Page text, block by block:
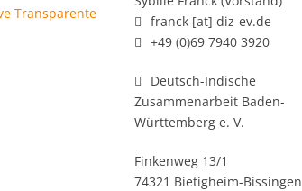
Transparente
franck [at] diz-ev.de
+49 (0)69 7940 3920
Deutsch-Indische
Zusammenarbeit Baden-
Württemberg e. V.
Finkenweg 13/1
74321 Bietigheim-Bissingen